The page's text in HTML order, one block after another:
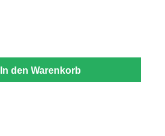
In den Warenkorb